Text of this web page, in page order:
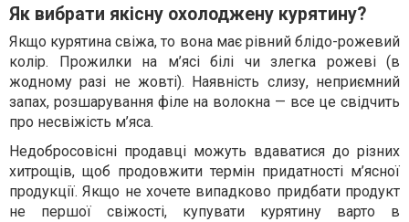
Як вибрати якісну охолоджену курятину?
Якщо курятина свіжа, то вона має рівний блідо-рожевий
колір. Прожилки на м’ясі білі чи злегка рожеві (в
жодному разі не жовті). Наявність слизу, неприємний
запах, розшарування філе на волокна — все це свідчить
про несвіжість м’яса.
Недобросовісні продавці можуть вдаватися до різних
хитрощів, щоб продовжити термін придатності м’ясної
продукції. Якщо не хочете випадково придбати продукт
не першої свіжості, купувати курятину варто в